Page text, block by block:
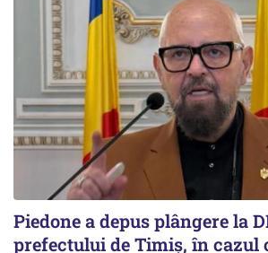
Piedone a depus plângere la
prefectului de Timiș, în cazul